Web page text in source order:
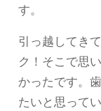
す。
引っ越してき
ク！そこで思
かったです。
たいと思って